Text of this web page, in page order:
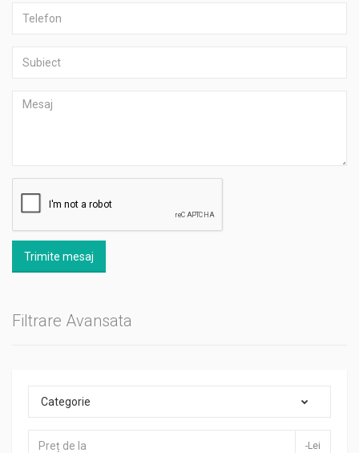
Trimite mesaj
Filtrare Avansata
Categorie
-Lei